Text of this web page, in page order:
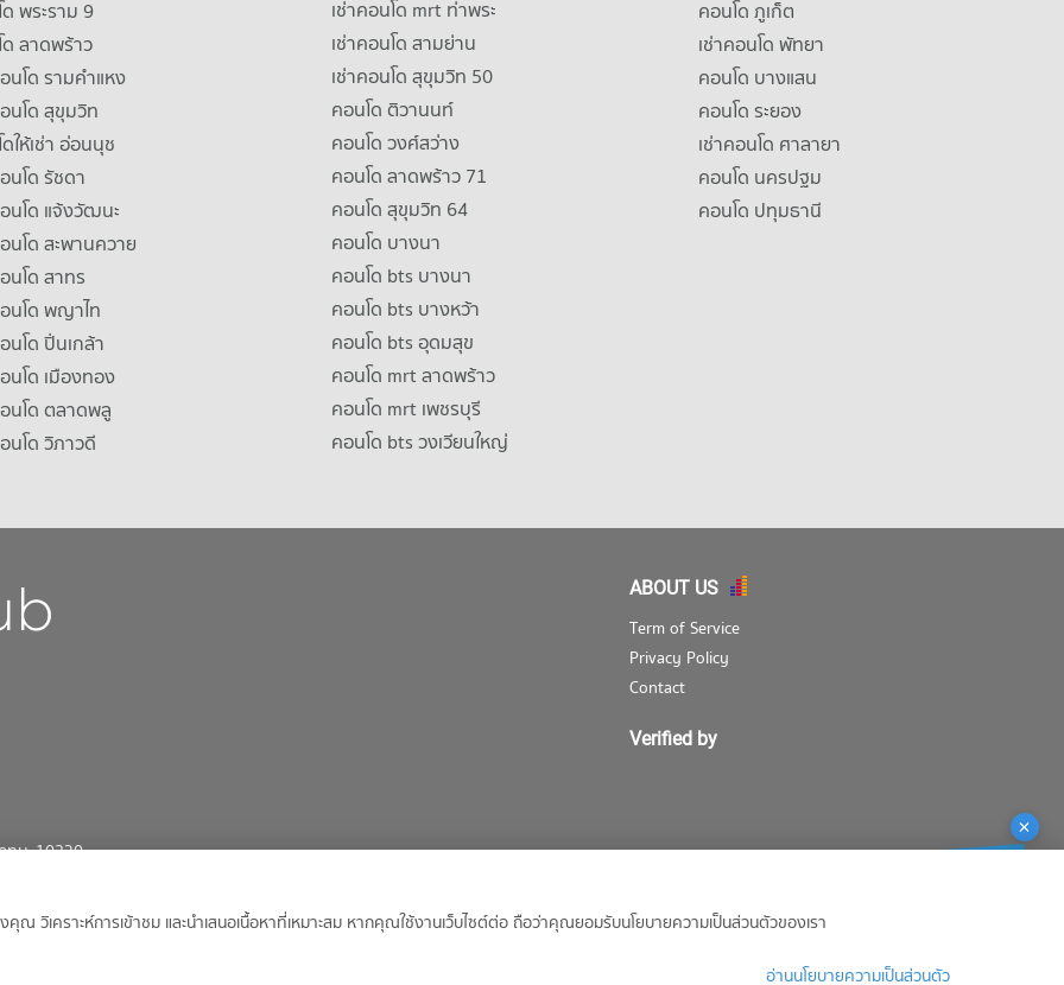
พระราม 9
ลาดพร้าว
นโด รามคําแหง
นโด สุขุมวิท
ให้เช่า อ่อนนุช
นโด รัชดา
นโด แจ้งวัฒนะ
นโด สะพานควาย
นโด สาทร
นโด พญาไท
นโด ปิ่นเกล้า
นโด เมืองทอง
นโด ตลาดพลู
นโด วิภาวดี
เช่าคอนโด mrt ท่าพระ
เช่าคอนโด สามย่าน
เช่าคอนโด สุขุมวิท 50
คอนโด ติวานนท์
คอนโด วงศ์สว่าง
คอนโด ลาดพร้าว 71
คอนโด สุขุมวิท 64
คอนโด บางนา
คอนโด bts บางนา
คอนโด bts บางหว้า
คอนโด bts อุดมสุข
คอนโด mrt ลาดพร้าว
คอนโด mrt เพชรบุรี
คอนโด bts วงเวียนใหญ่
คอนโด ภูเก็ต
เช่าคอนโด พัทยา
คอนโด บางแสน
คอนโด ระยอง
เช่าคอนโด ศาลายา
คอนโด นครปฐม
คอนโด ปทุมธานี
ทม. 10230
ABOUT US
Term of Service
Privacy Policy
Contact
Verified by
เคราะห์การเข้าชม และนำเสนอเนื้อหาที่เหมาะสม หากคุณใช้งานเว็บไซต์ต่อ ถือว่าคุณยอมรับนโยบายความเป็นส่วนตัวของเรา
อ่านนโยบายความเป็นส่วนตัว